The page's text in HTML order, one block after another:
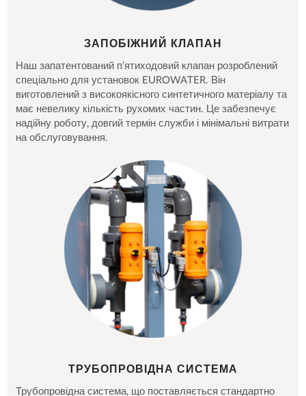
ЗАПОБІЖНИЙ КЛАПАН
Наш запатентований п’ятиходовий клапан розроблений
спеціально для установок EUROWATER. Він
виготовлений з високоякісного синтетичного матеріалу та
має невелику кількість рухомих частин. Це забезпечує
надійну роботу, довгий термін служби і мінімальні витрати
на обслуговування.
ТРУБОПРОВІДНА СИСТЕМА
Трубопровідна система, що поставляється стандартно